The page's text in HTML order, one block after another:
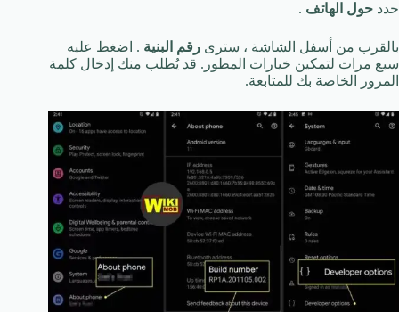
حدد حول الهاتف .
بالقرب من أسفل الشاشة ، سترى رقم البنية . اضغط عليه
سبع مرات لتمكين خيارات المطور. قد يُطلب منك إدخال كلمة
المرور الخاصة بك للمتابعة.